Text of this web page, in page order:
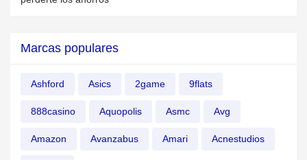
Marcas populares
Ashford Asics 2game 9flats
888casino Aquopolis Asmc Avg
Amazon Avanzabus Amari Acnestudios